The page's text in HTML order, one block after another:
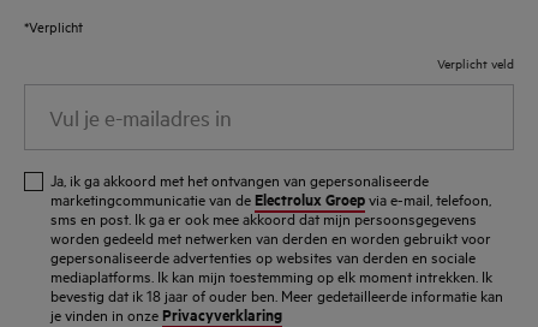
*Verplicht
Verplicht veld
mailadres
Ja, ik ga akkoord met het ontvangen van gepersonaliseerde
marketingcommunicatie van de Electrolux Groepvia e-mail, telefoon,
sms en post. Ik ga er ook mee akkoord dat mijn persoonsgegevens
worden gedeeld met netwerken van derden en worden gebruikt voor
gepersonaliseerde advertenties op websites van derden en sociale
mediaplatforms. Ik kan mijn toestemming op elk moment intrekken. Ik
bevestig dat ik 18 jaar of ouder ben. Meer gedetailleerde informatie kan
je vinden in onze Privacyverklaring